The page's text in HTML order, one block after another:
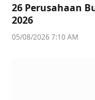
26 Perusahaan
2026
05/08/2026 7:10 AM